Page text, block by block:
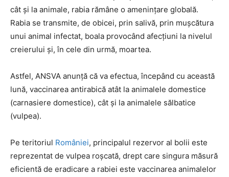
cât și la animale, rabia rămâne o amenințare globală.
Rabia se transmite, de obicei, prin salivă, prin mușcătura
unui animal infectat, boala provocând afecțiuni la nivelul
creierului și, în cele din urmă, moartea.
Astfel, ANSVA anunță că va efectua, începând cu această
lună, vaccinarea antirabică atât la animalele domestice
(carnasiere domestice), cât și la animalele sălbatice
(vulpea).
Pe teritoriul României, principalul rezervor al bolii este
reprezentat de vulpea roşcată, drept care singura măsură
eficientă de eradicare a rabiei este vaccinarea animalelor